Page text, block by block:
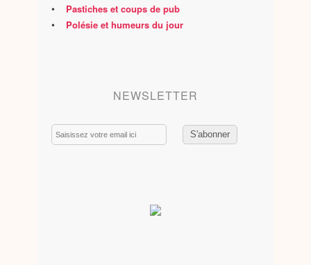
• Pastiches et coups de pub
• Polésie et humeurs du jour
NEWSLETTER
Email